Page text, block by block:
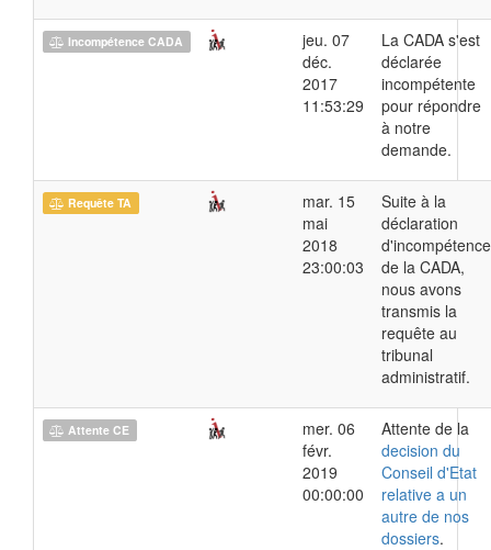
Incompétence CADA
jeu. 07
déc.
2017
11:53:29
La CADA s'est
déclarée
incompétente
pour répondre
à notre
demande.
Requête TA
mar. 15
mai
2018
23:00:03
Suite à la
déclaration
d'incompétence
de la CADA,
nous avons
transmis la
requête au
tribunal
administratif.
Attente CE
mer. 06
févr.
2019
00:00:00
Attente de la
decision du
Conseil d'Etat
relative a un
autre de nos
dossiers.